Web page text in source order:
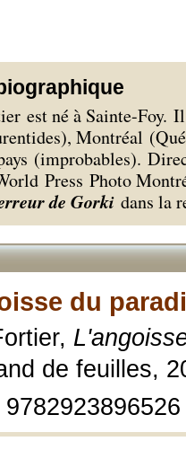
est né à Sainte-Foy.
Montréal
(improbables).
Press Photo
de Gorki dans la
du
de feuilles,